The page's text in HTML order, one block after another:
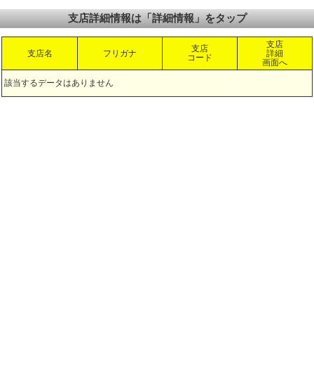
支店詳細情報は「詳細情報」をタップ
支店名 フリガナ
支店
コード
支店
詳細
画面へ
該当するデータはありません